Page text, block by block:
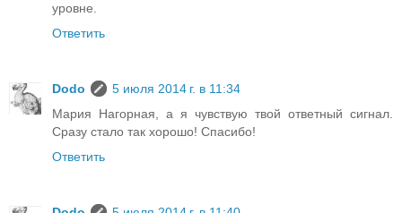
уровне.
Ответить
Dodo
5 июля 2014 г. в 11:34
Мария Нагорная, а я чувствую твой ответный сигнал.
Сразу стало так хорошо! Спасибо!
Ответить